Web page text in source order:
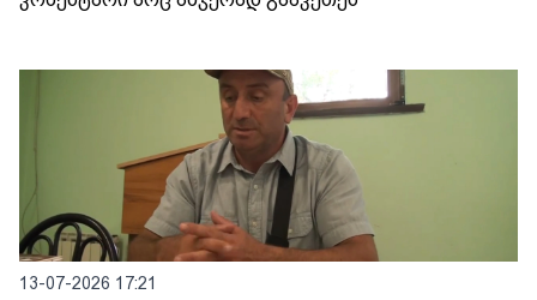
13-07-2026 17:21